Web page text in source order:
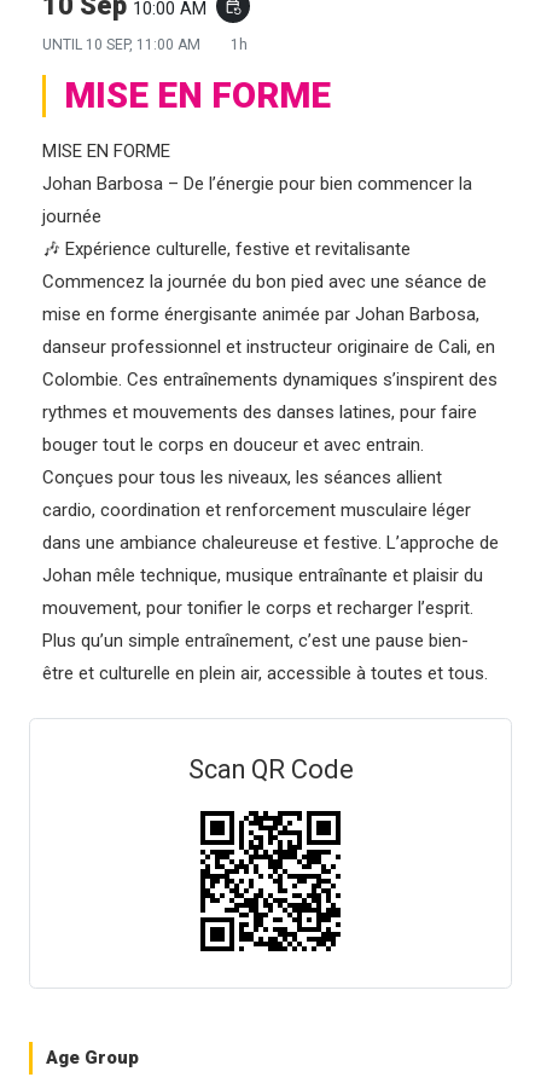
10:00 AM event_repeat
UNTIL 10 SEP, 11:00 AM 1h
MISE EN FORME
MISE EN FORME
Johan Barbosa – De l’énergie pour bien commencer la
journée
🎶 Expérience culturelle, festive et revitalisante
Commencez la journée du bon pied avec une séance de
mise en forme énergisante animée par Johan Barbosa,
danseur professionnel et instructeur originaire de Cali, en
Colombie. Ces entraînements dynamiques s’inspirent des
rythmes et mouvements des danses latines, pour faire
bouger tout le corps en douceur et avec entrain.
Conçues pour tous les niveaux, les séances allient
cardio, coordination et renforcement musculaire léger
dans une ambiance chaleureuse et festive. L’approche de
Johan mêle technique, musique entraînante et plaisir du
mouvement, pour tonifier le corps et recharger l’esprit.
Plus qu’un simple entraînement, c’est une pause bien-
être et culturelle en plein air, accessible à toutes et tous.
Scan QR Code
Age Group